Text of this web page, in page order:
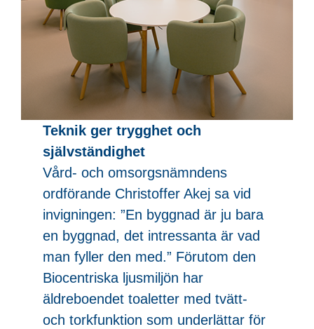
Teknik ger trygghet och
självständighet
Vård- och omsorgsnämndens
ordförande Christoffer Akej sa vid
invigningen: ”En byggnad är ju bara
en byggnad, det intressanta är vad
man fyller den med.” Förutom den
Biocentriska ljusmiljön har
äldreboendet toaletter med tvätt-
och torkfunktion som underlättar för